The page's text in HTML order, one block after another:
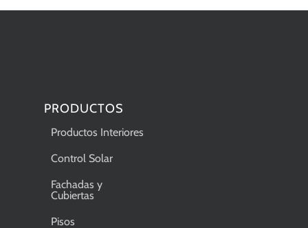
PRODUCTOS
Productos Interiores
Control Solar
Fachadas y
Cubiertas
Pisos